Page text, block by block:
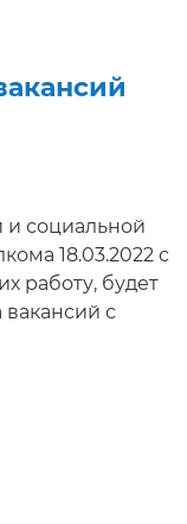
работ/
и социальной
18.03.2022 с
работу, будет
с
нанимателям
электронную